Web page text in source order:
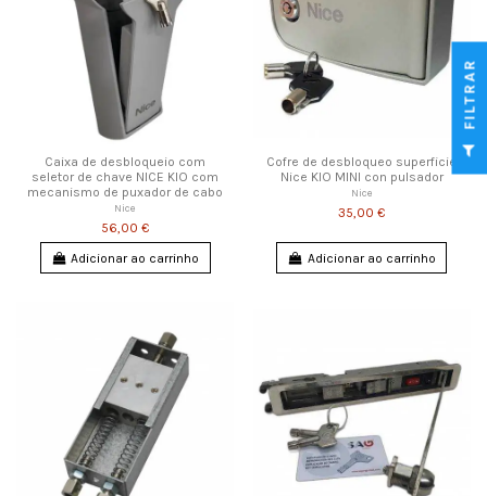
FILTRAR
Caixa de desbloqueio com
seletor de chave NICE KIO com
mecanismo de puxador de cabo
Nice
56,00 €
Adicionar ao carrinho
Cofre de desbloqueo superficie
Nice KIO MINI con pulsador
Nice
35,00 €
Adicionar ao carrinho